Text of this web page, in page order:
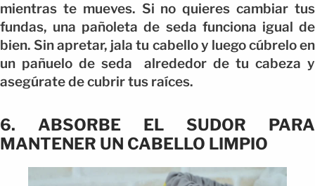
mientras te mueves. Si no quieres cambiar tus
fundas, una pañoleta de seda funciona igual de
bien. Sin apretar, jala tu cabello y luego cúbrelo en
un pañuelo de seda alrededor de tu cabeza y
asegúrate de cubrir tus raíces.
6. ABSORBE EL SUDOR PARA
MANTENER UN CABELLO LIMPIO